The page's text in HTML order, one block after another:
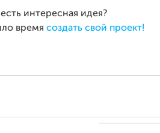
интересная идея?
время создать свой проект!